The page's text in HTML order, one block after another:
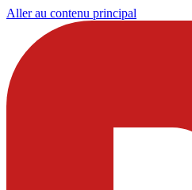
Aller au contenu principal